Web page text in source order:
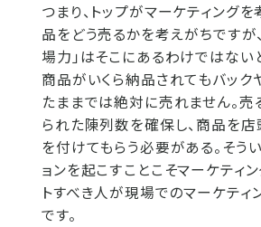
つまり、トップがマーケティング
品をどう売るかを考えがちですが
場力」はそこにあるわけではない
商品がいくら納品されてもバック
たままでは絶対に売れません。
られた陳列数を確保し、商品を店
を付けてもらう必要がある。そう
ョンを起こすことこそマーケティ
トすべき人が現場でのマーケティ
です。